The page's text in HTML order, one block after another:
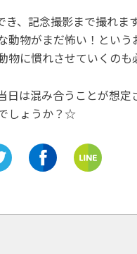
、記念撮影まで撮れま
物がまだ怖い！とい
に慣れさせていくのも
日は混み合うことが想
しょうか？☆